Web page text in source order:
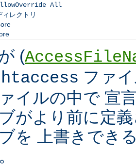
All
ィレクトリ
(
ファ
イルの中で 宣
がより前に定
を 上書きでき